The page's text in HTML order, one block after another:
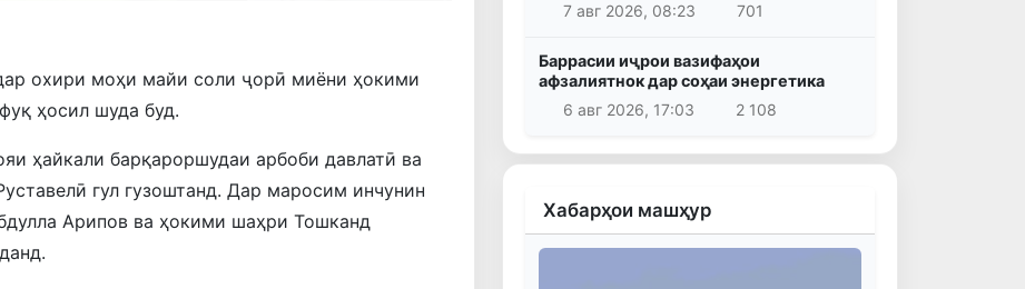
охири моҳи майи соли ҷорӣ миёни ҳокими
ҳосил шуда буд.
ҳайкали барқароршудаи арбоби давлатӣ ва
гул гузоштанд. Дар маросим инчунин
Арипов ва ҳокими шаҳри Тошканд
7 авг 2026, 08:23
701
Баррасии иҷрои вазифаҳои
афзалиятнок дар соҳаи энергетика
6 авг 2026, 17:03
2 108
Хабарҳои машҳур